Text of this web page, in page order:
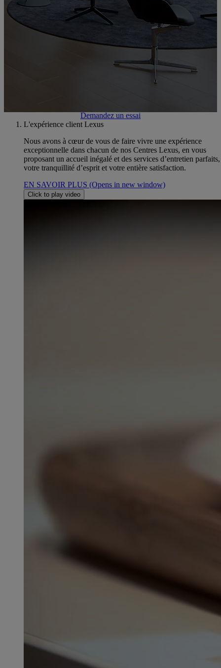
Atelier, Carrosserie, Peinture, Pièces de rechange
Prenez un rendez-vous atelier
Demandez un essai
L'expérience client Lexus
Nous avons à cœur de vous de faire vivre une expérience
exceptionnelle dans chacun de nos Centres Lexus, en vous
proposant un accueil inégalé et des services d’entretien
votre tranquillité d’esprit et votre entière satisfaction.
EN SAVOIR PLUS (Opens in new window)
Click to play video